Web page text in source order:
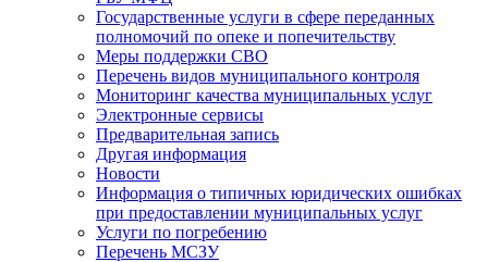
Государственные услуги в сфере переданных
полномочий по опеке и попечительству
Меры поддержки СВО
Перечень видов муниципального контроля
Мониторинг качества муниципальных услуг
Электронные сервисы
Предварительная запись
Другая информация
Новости
Информация о типичных юридических ошибках
при предоставлении муниципальных услуг
Услуги по погребению
Перечень МСЗУ